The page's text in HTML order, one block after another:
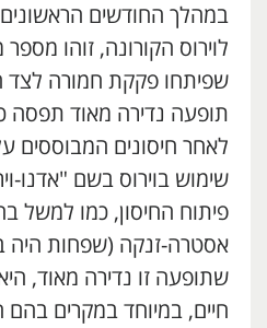
במהלך החודשים הראשונים
לוירוס הקורונה, זוהו
שפיתחו פקקת חמורה לצד
תופעה נדירה מאוד תפסה
לאחר חיסונים המבוססים
שימוש בוירוס בשם "אדנו-
פיתוח החיסון, כמו למשל
אסטרה-זנקה (שפחות היה
שתופעה זו נדירה מאוד,
חיים, במיוחד במקרים בהם